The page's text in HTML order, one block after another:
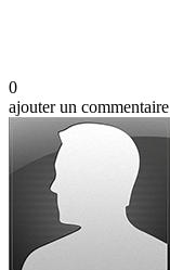
0
ajouter un commentaire